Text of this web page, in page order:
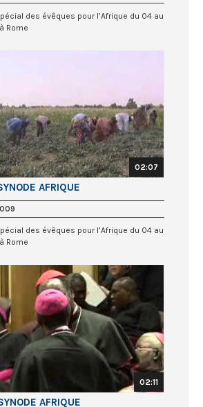
des évêques pour l’Afrique du 04 au
Rome
02:07
AFRIQUE
des évêques pour l’Afrique du 04 au
Rome
02:11
AFRIQUE